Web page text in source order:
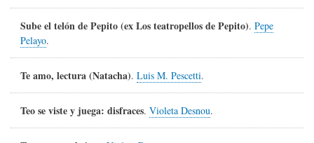
Sube el telón de Pepito (ex Los teatropellos de Pepito). Pepe
Pelayo.
Te amo, lectura (Natacha). Luis M. Pescetti.
Teo se viste y juega: disfraces. Violeta Desnou.